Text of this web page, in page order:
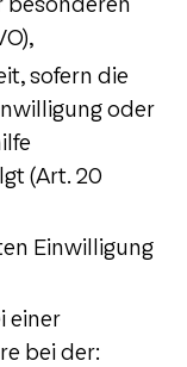
sofern die
oder
(Art. 20
Einwilligung
einer
bei der: